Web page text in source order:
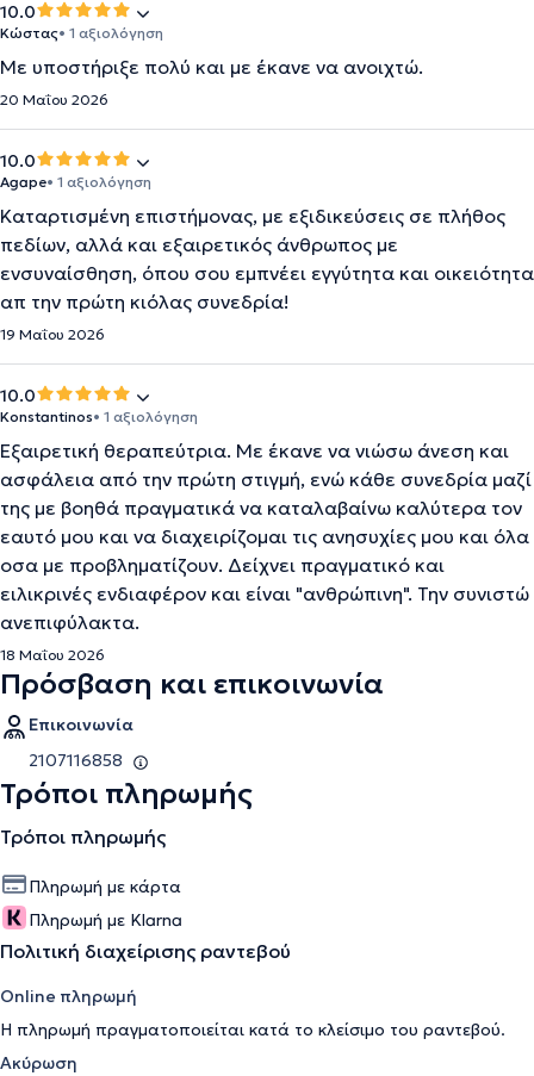
10.0
Κώστας• 1 αξιολόγηση
Με υποστήριξε πολύ και με έκανε να ανοιχτώ.
20 Μαΐου 2026
10.0
Agape• 1 αξιολόγηση
Καταρτισμένη επιστήμονας, με εξιδικεύσεις σε πλήθος
πεδίων, αλλά και εξαιρετικός άνθρωπος με
ενσυναίσθηση, όπου σου εμπνέει εγγύτητα και οικειότητα
απ την πρώτη κιόλας συνεδρία!
19 Μαΐου 2026
10.0
Konstantinos• 1 αξιολόγηση
Εξαιρετική θεραπεύτρια. Με έκανε να νιώσω άνεση και
ασφάλεια από την πρώτη στιγμή, ενώ κάθε συνεδρία μαζί
της με βοηθά πραγματικά να καταλαβαίνω καλύτερα τον
εαυτό μου και να διαχειρίζομαι τις ανησυχίες μου και όλα
οσα με προβληματίζουν. Δείχνει πραγματικό και
ειλικρινές ενδιαφέρον και είναι "ανθρώπινη". Την συνιστώ
ανεπιφύλακτα.
18 Μαΐου 2026
Πρόσβαση και επικοινωνία
Επικοινωνία
2107116858
Τρόποι πληρωμής
Τρόποι πληρωμής
Πληρωμή με κάρτα
Πληρωμή με Klarna
Πολιτική διαχείρισης ραντεβού
Online πληρωμή
Η πληρωμή πραγματοποιείται κατά το κλείσιμο του ραντεβού.
Ακύρωση